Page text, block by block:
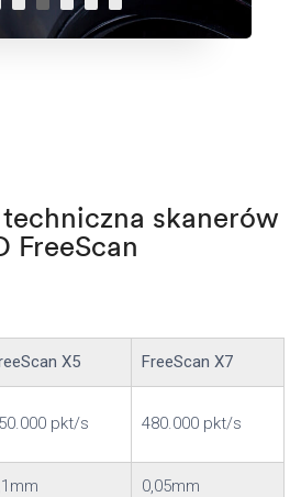
skanerów
FreeScan
X5 FreeScan X7
pkt/s 480.000 pkt/s
0,05mm